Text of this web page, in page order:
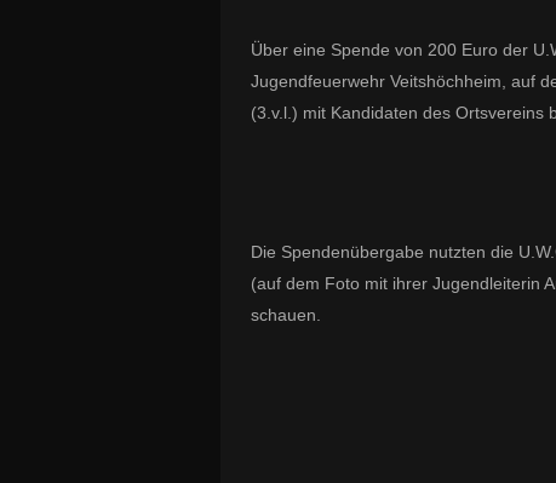
Über eine Spende von 200 Euro der
Jugendfeuerwehr Veitshöchheim, auf
(3.v.l.) mit Kandidaten des Ortsvereins
Die Spendenübergabe nutzten die
(auf dem Foto mit ihrer Jugendleiterin
schauen.